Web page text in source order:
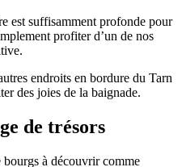
est suffisamment profonde pour
profiter d’un de nos
endroits en bordure du Tarn
des joies de la baignade.
de trésors
bourgs à découvrir comme